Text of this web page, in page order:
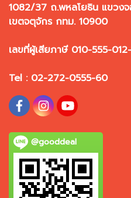
1082/37 ถ.พหลโยธิน แขวง
เขตจตุจักร กทม. 10900
เลขที่ผู้เสียภาษี 010-555-
Tel : 02-272-0555-60
@gooddeal